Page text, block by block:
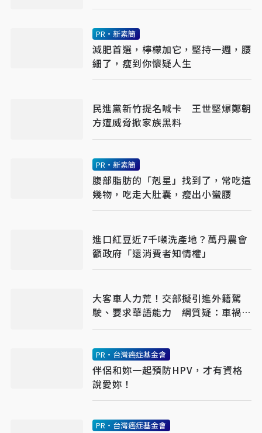
送錢始末
PR・新素簡
減肥首選，檸檬加它，堅持一週，腰
細了，瘦到你懷疑人生
民進黨新竹提名喊卡 王世堅爆鄭朝
方遭威脅掀家族黑料
PR・新素簡
腹部脂肪的「剋星」找到了，常吃這
幾物，吃走大肚囊，瘦出小蠻腰
進口紅豆近7千噸洗產地？萬丹農會
籲政府「還消費者知情權」
大客車人力荒！交部擬引進外籍駕
駛、要求華語能力 網質疑：車禍發
生誰處理
PR・台灣癌症基金會
伴侶和妳一起預防HPV，才有資格
說愛妳！
PR・台灣癌症基金會